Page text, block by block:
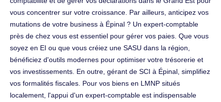
vous concentrer sur votre croissance. Par ailleurs, anticipez vos
mutations de votre business à Épinal ? Un expert-comptable
près de chez vous est essentiel pour gérer vos paies. Que vous
soyez en EI ou que vous créiez une SASU dans la région,
bénéficiez d'outils modernes pour optimiser votre trésorerie et
vos investissements. En outre, gérant de SCI à Épinal, simplifiez
vos formalités fiscales. Pour vos biens en LMNP situés
localement, l'appui d'un expert-comptable est indispensable